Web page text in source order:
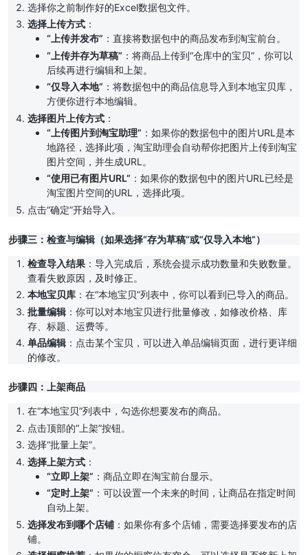
选择你之前制作好的Excel数据包文件。
选择上传方式 ：
“上传并发布” ：直接将数据包中的商品发布到淘宝前台。
“上传并存为草稿” ：将商品上传到“仓库中的宝贝”，你可以
后续再进行编辑和上架。
“仅导入本地” ：将数据包中的商品信息导入到本地宝贝库，
方便你进行本地编辑。
选择图片上传方式 ：
“上传图片到淘宝助理” ：如果你的数据包中的图片URL是本
地路径，选择此项，淘宝助理会自动帮你把图片上传到淘宝
图片空间，并生成URL。
“使用已有图片URL” ：如果你的数据包中的图片URL已经是
淘宝图片空间的URL，选择此项。
点击“确定”开始导入。
步骤三：检查与编辑（如果选择“存为草稿”或“仅导入本地”）
检查导入结果 ：导入完成后，系统会提示成功数量和失败数量。
查看失败原因，及时修正。
本地宝贝库 ：在“本地宝贝”列表中，你可以看到已导入的商品。
批量编辑 ：你可以对本地宝贝进行批量修改，如修改价格、库
存、标题、运费等。
单品编辑 ：点击某个宝贝，可以进入单品编辑页面，进行更详细
的修改。
步骤四：上架商品
在“本地宝贝”列表中，勾选你想要发布的商品。
点击顶部的“上架”按钮。
选择“批量上架”。
选择上架方式 ：
“立即上架” ：商品立即在淘宝前台显示。
“定时上架” ：可以设置一个未来的时间，让商品在指定时间
自动上架。
选择发布到哪个店铺 ：如果你有多个店铺，需要选择要发布的店
铺。